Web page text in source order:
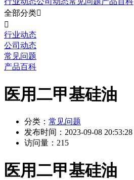
全部分类

行业动态
公司动态
常见问题
产品百科
医用二甲基硅油
分类： 常见问题
发布时间： 2023-09-08 20:53:28
访问量： 215
医用二甲基硅油